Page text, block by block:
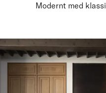
Modernt med